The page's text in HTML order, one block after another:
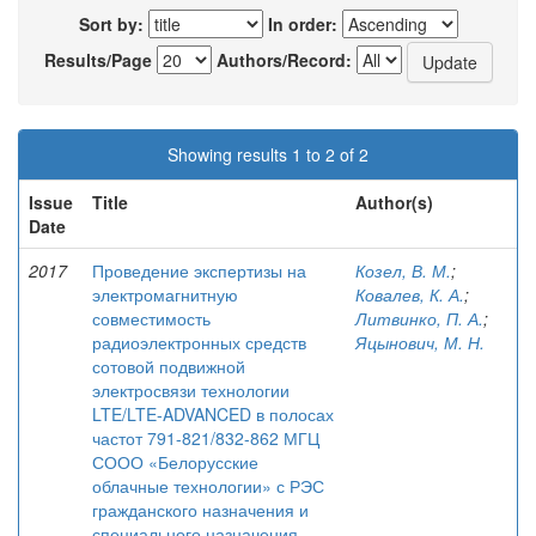
Sort by:
In order:
Results/Page
Authors/Record:
Showing results 1 to 2 of 2
Issue
Date
Title Author(s)
2017
Проведение экспертизы на
электромагнитную
совместимость
радиоэлектронных средств
сотовой подвижной
электросвязи технологии
LTE/LTE-ADVANCED в полосах
частот 791-821/832-862 МГЦ
СООО «Белорусские
облачные технологии» с РЭС
гражданского назначения и
Козел, В. М.;
Ковалев, К. А.;
Литвинко, П. А.;
Яцынович, М. Н.